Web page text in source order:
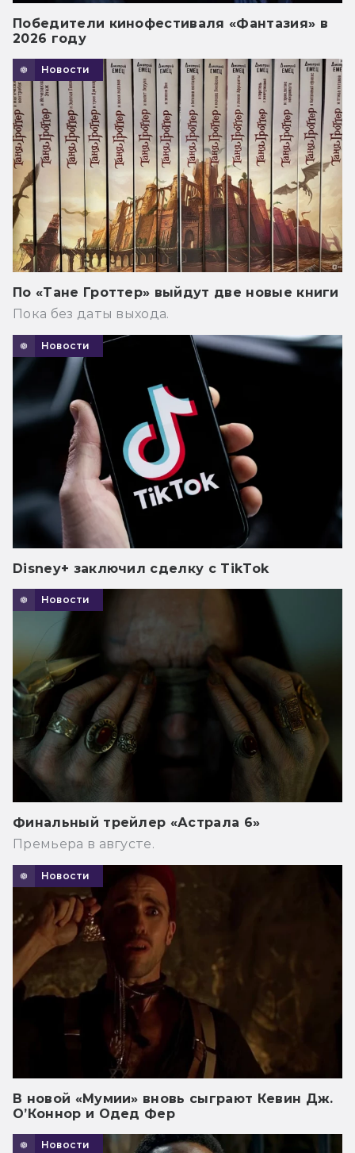
Победители кинофестиваля «Фантазия» в
2026 году
Новости
По «Тане Гроттер» выйдут две новые книги
Пока без даты выхода.
Новости
Disney+ заключил сделку с TikTok
Новости
Финальный трейлер «Астрала 6»
Премьера в августе.
Новости
В новой «Мумии» вновь сыграют Кевин Дж.
О’Коннор и Одед Фер
Новости